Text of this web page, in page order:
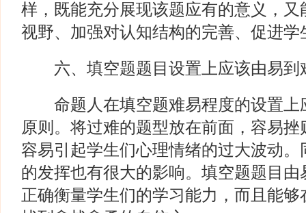
样，既能充分展现该题应有的意义，
视野、加强对认知结构的完善、促进
六、填空题题目设置上应该由易到
命题人在填空题难易程度的设置上
原则。将过难的题型放在前面，容易
容易引起学生们心理情绪的过大波动
的发挥也有很大的影响。填空题题目
正确衡量学生们的学习能力，而且能